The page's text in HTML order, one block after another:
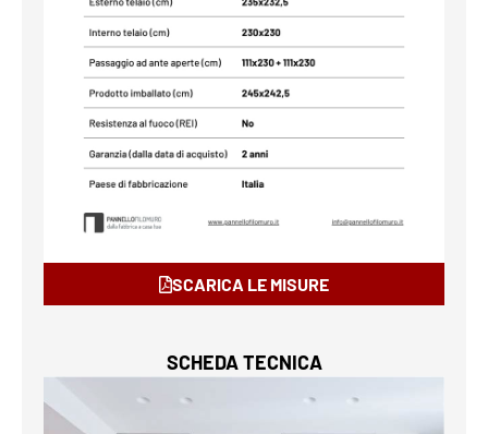
SCARICA LE MISURE
SCHEDA TECNICA